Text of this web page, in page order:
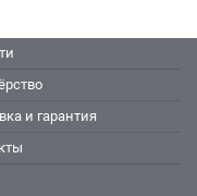
и гарантия